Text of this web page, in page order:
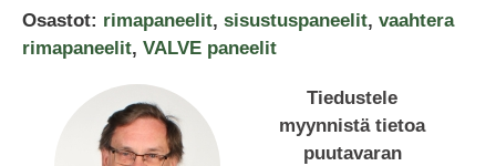
Osastot: rimapaneelit, sisustuspaneelit, vaahtera
rimapaneelit, VALVE paneelit
Tiedustele
myynnistä tietoa
puutavaran